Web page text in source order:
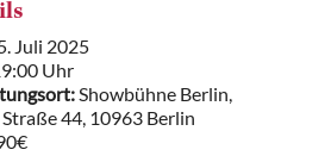
Juli 2025
Uhr
Showbühne Berlin,
44, 10963 Berlin